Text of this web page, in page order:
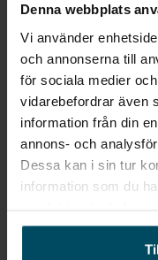
Denna webbplats
Vi använder
och annonserna till
för sociala medier
vidarebefordrar även
information från din
annons- och
Dessa kan i sin tur
information som du
Alla personuppgifter
behandlas enligt
(GDPR).Härkan